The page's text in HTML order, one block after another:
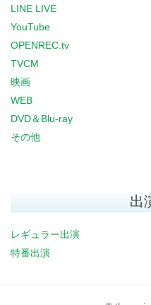
LINE LIVE
YouTube
OPENREC.tv
TVCM
映画
WEB
DVD＆Blu-ray
その他
出
レギュラー出演
特番出演